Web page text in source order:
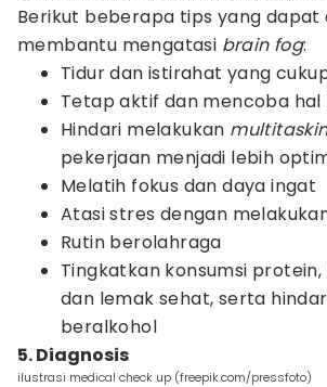
Berikut beberapa tips yang dapat
membantu mengatasi brain fog:
Tidur dan istirahat yang
Tetap aktif dan mencoba hal
Hindari melakukan
pekerjaan menjadi lebih
Melatih fokus dan daya ingat
Atasi stres dengan
Rutin berolahraga
Tingkatkan konsumsi protein,
dan lemak sehat, serta
beralkohol
5. Diagnosis
ilustrasi medical check up (freepik.com/pressfoto)